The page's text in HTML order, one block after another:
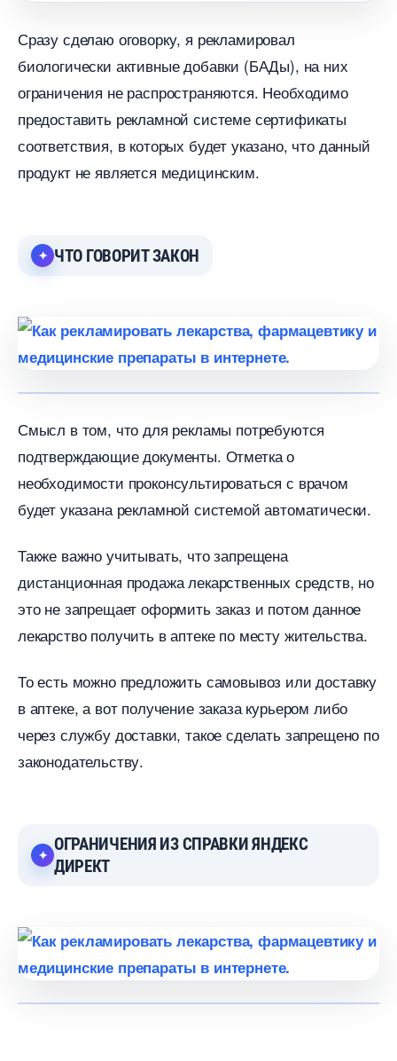
Сразу сделаю оговорку, я рекламировал
иологически активные добавки (БАДы), на них
ограничения не распространяются. Необходимо
предоставить рекламной системе сертификаты
соответствия, в которых будет указано, что данный
продукт не является медицинским.
ЧТО ГОВОРИТ ЗАКОН
Смысл в том, что для рекламы потребуются
подтверждающие документы. Отметка о
необходимости проконсультироваться с врачом
удет указана рекламной системой автоматически.
Также важно учитывать, что запрещена
дистанционная продажа лекарственных средств, но
это не запрещает оформить заказ и потом данное
лекарство получить в аптеке по месту жительства.
То есть можно предложить самовывоз или доставку
аптеке, а вот получение заказа курьером либо
через службу доставки, такое сделать запрещено по
законодательству.
ОГРАНИЧЕНИЯ ИЗ СПРАВКИ ЯНДЕКС
ДИРЕКТ